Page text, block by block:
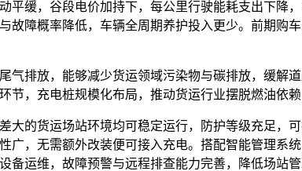
平缓，谷段电价加持下，每公里行驶能耗支出下降
故障概率降低，车辆全周期养护投入更少。前期购
气排放，能够减少货运领域污染物与碳排放，缓解
节，充电桩规模化布局，推动货运行业摆脱燃油依
大的货运场站环境均可稳定运行，防护等级充足，
广，无需额外改装便可接入充电。搭配智能管理系
运维，故障预警与远程排查能力完善，降低场站管